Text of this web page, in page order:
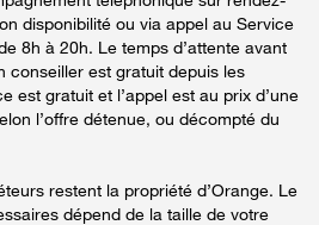
disponibilité ou via appel au Service
8h à 20h. Le temps d’attente avant
conseiller est gratuit depuis les
est gratuit et l’appel est au prix d’une
l’offre détenue, ou décompté du
restent la propriété d’Orange. Le
dépend de la taille de votre